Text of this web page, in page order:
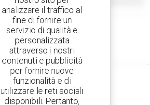
risultato corrisponde alla ricerca.
analizzare il traffico al
fine di fornire un
servizio di qualità e
personalizzata
attraverso i nostri
contenuti e pubblicità
per fornire nuove
funzionalità e di
utilizzare le reti sociali
disponibili. Pertanto,